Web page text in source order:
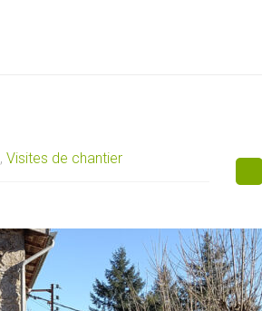
, Visites de chantier